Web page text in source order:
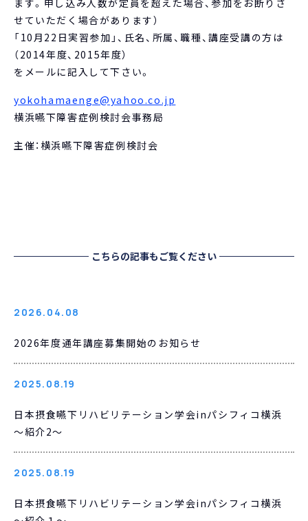
ます。申し込み人数が定員を超えた場合、参加をお断りさ
せていただく場合があります）
「10月22日実習参加」、氏名、所属、職種、講座受講の方は
（2014年度、2015年度）
をメールに記入して下さい。
yokohamaenge@yahoo.co.jp
横浜嚥下障害症例検討会事務局
主催：横浜嚥下障害症例検討会
こちらの記事もご覧ください
2026.04.08
2026年度通年講座募集開始のお知らせ
2025.08.19
日本摂食嚥下リハビリテーション学会inパシフィコ横浜
～紹介2～
2025.08.19
日本摂食嚥下リハビリテーション学会inパシフィコ横浜